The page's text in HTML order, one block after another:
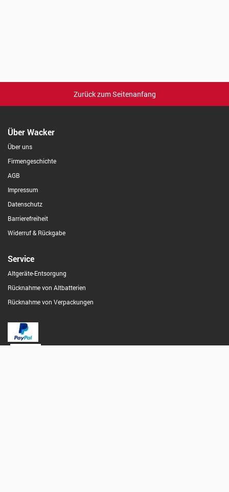
Zurück zum Seitenanfang
Über Wacker
Über uns
Firmengeschichte
AGB
Impressum
Datenschutz
Barrierefreiheit
Widerruf & Rückgabe
Service
Altgeräte-Entsorgung
Rücknahme von Altbatterien
Rücknahme von Verpackungen